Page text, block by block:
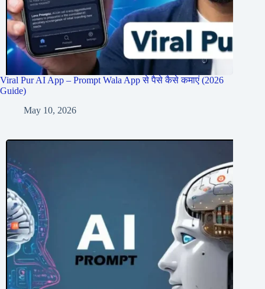
Viral Pur AI App – Prompt Wala App से पैसे कैसे कमाएं (2026
Guide)
May 10, 2026